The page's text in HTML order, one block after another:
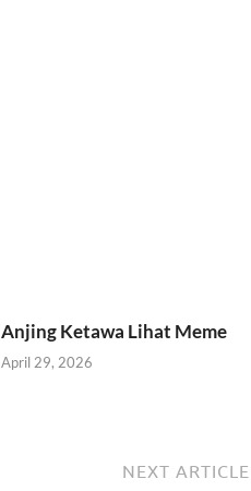
Anjing Ketawa Lihat Meme
April 29, 2026
NEXT ARTICLE